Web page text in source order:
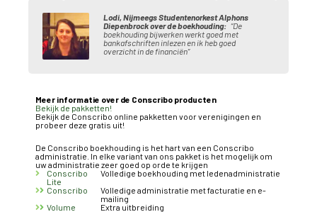
Lodi, Nijmeegs Studentenorkest Alphons
Diepenbrock over de boekhouding:“De
boekhouding bijwerken werkt goed met
bankafschriften inlezen en ik heb goed
overzicht in de financiën”
Meer informatie over de Conscribo producten
Bekijk de pakketten!
Bekijk de Conscribo online pakketten voor verenigingen en
probeer deze gratis uit!
De Conscribo boekhouding is het hart van een Conscribo
administratie. In elke variant van ons pakket is het mogelijk om
uw administratie zeer goed op orde te krijgen
Conscribo
Lite
Volledige boekhouding met ledenadministratie
Conscribo
Volledige administratie met facturatie en e-
mailing
Volume
Extra uitbreiding